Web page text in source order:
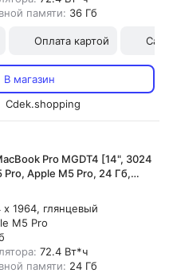
памяти: 36 Гб
Оплата картой
В магазин
Cdek.shopping
Pro MGDT4 [14", 3024
Pro, Apple M5 Pro, 24 Гб,
x 1964, глянцевый
M5 Pro
72.4 Вт*ч
памяти: 24 Гб